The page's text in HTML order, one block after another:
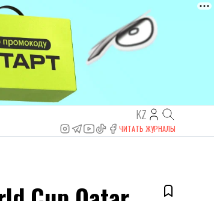
KZ
ЧИТАТЬ ЖУРНАЛЫ